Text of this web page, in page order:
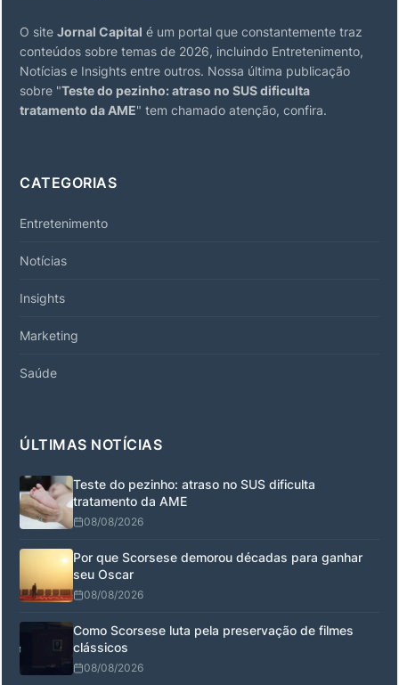
O site Jornal Capital é um portal que constantemente traz
conteúdos sobre temas de 2026, incluindo Entretenimento,
Notícias e Insights entre outros. Nossa última publicação
sobre "Teste do pezinho: atraso no SUS dificulta
tratamento da AME" tem chamado atenção, confira.
CATEGORIAS
Entretenimento
Notícias
Insights
Marketing
Saúde
ÚLTIMAS NOTÍCIAS
Teste do pezinho: atraso no SUS dificulta
tratamento da AME
08/08/2026
Por que Scorsese demorou décadas para ganhar
seu Oscar
08/08/2026
Como Scorsese luta pela preservação de filmes
clássicos
08/08/2026